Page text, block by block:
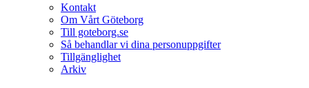
Kontakt
Om Vårt Göteborg
Till goteborg.se
Så behandlar vi dina personuppgifter
Tillgänglighet
Arkiv